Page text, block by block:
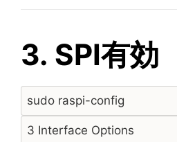
3. SPI有効
sudo raspi-config
3 Interface Options